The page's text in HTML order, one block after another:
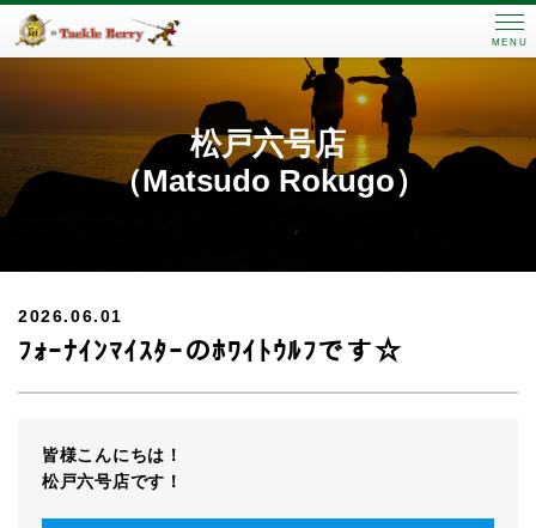
MENU
松戸六号店
（Matsudo Rokugo）
2026.06.01
ﾌｫｰﾅｲﾝﾏｲｽﾀｰのﾎﾜｲﾄｳﾙﾌです☆
皆様こんにちは！
松戸六号店です！